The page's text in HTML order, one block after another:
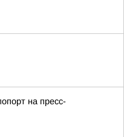
на пресс-